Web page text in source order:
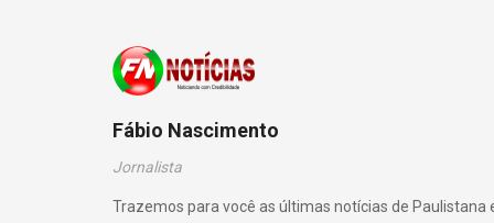
Fábio Nascimento
Jornalista
Trazemos para você as últimas notícias de Paulistana